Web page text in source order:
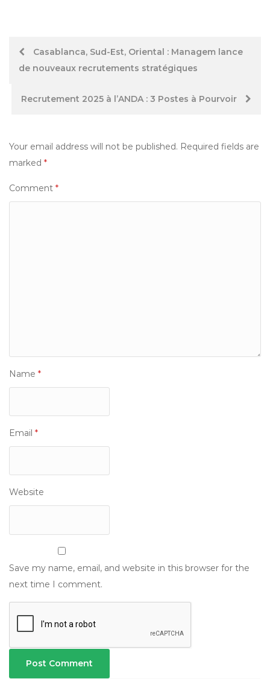
PostCasablanca, Sud-Est, Oriental : Managem lance
de nouveaux recrutements stratégiques
Recrutement 2025 à l’ANDA : 3 Postes à Pourvoir
Your email address will not be published. Required fields are
marked *
Comment *
Name *
Email *
Website
Save my name, email, and website in this browser for the
next time I comment.